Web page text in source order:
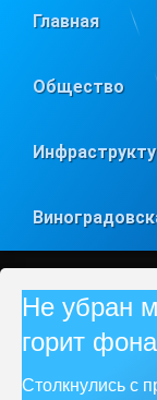
Главная
Общество
Не убран
горит
Столкнулись с